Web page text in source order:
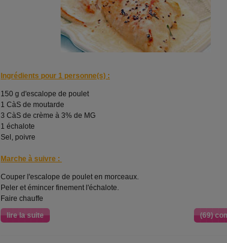
Ingrédients pour 1 personne(s) :
150 g d'escalope de poulet
1 CàS de moutarde
3 CàS de crème à 3% de MG
1 échalote
Sel, poivre
Marche à suivre :
Couper l'escalope de poulet en morceaux.
Peler et émincer finement l'échalote.
Faire chauffe
lire la suite
(69)